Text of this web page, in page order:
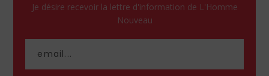
Je désire recevoir la lettre d'information de L'Homme
Nouveau